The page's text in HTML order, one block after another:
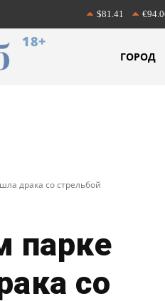
$81.41
18+
ГОРОД
драка со стрельбой
парке
со